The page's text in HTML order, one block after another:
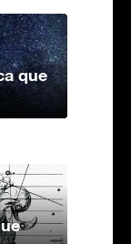
que